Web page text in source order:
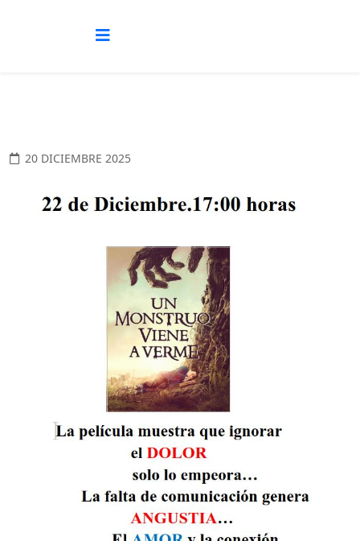
20 DICIEMBRE 2025